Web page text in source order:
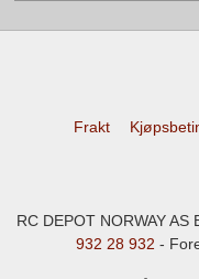
Frakt
RC DEPOT NORWAY
932 28 932 -